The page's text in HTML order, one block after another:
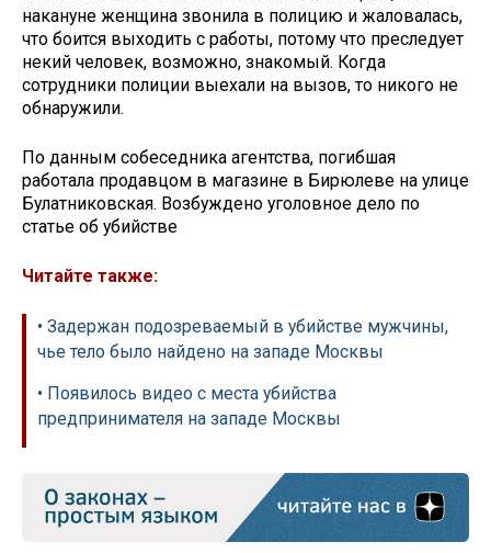
накануне женщина звонила в полицию и жаловалась,
что боится выходить с работы, потому что преследует
некий человек, возможно, знакомый. Когда
сотрудники полиции выехали на вызов, то никого не
обнаружили.
По данным собеседника агентства, погибшая
работала продавцом в магазине в Бирюлеве на улице
Булатниковская. Возбуждено уголовное дело по
статье об убийстве
Читайте также:
• Задержан подозреваемый в убийстве мужчины,
чье тело было найдено на западе Москвы
• Появилось видео с места убийства
предпринимателя на западе Москвы